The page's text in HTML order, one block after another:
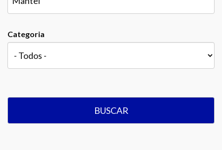
Categoria
BUSCAR